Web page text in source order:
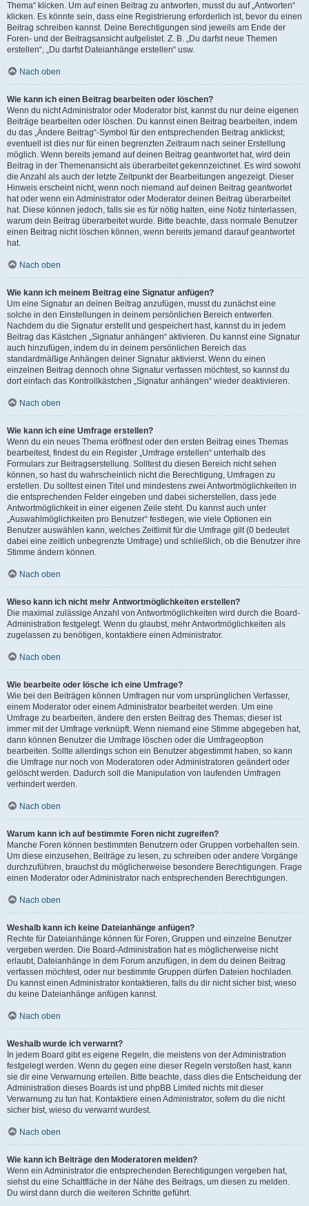
Thema“ klicken. Um auf einen Beitrag zu antworten, musst du auf „Antworten“
klicken. Es könnte sein, dass eine Registrierung erforderlich ist, bevor du einen
Beitrag schreiben kannst. Deine Berechtigungen sind jeweils am Ende der
Foren- und der Beitragsansicht aufgelistet. Z. B. „Du darfst neue Themen
erstellen“, „Du darfst Dateianhänge erstellen“ usw.
Nach oben
Wie kann ich einen Beitrag bearbeiten oder löschen?
Wenn du nicht Administrator oder Moderator bist, kannst du nur deine eigenen
Beiträge bearbeiten oder löschen. Du kannst einen Beitrag bearbeiten, indem
du das „Ändere Beitrag“-Symbol für den entsprechenden Beitrag anklickst;
eventuell ist dies nur für einen begrenzten Zeitraum nach seiner Erstellung
möglich. Wenn bereits jemand auf deinen Beitrag geantwortet hat, wird dein
Beitrag in der Themenansicht als überarbeitet gekennzeichnet. Es wird sowohl
die Anzahl als auch der letzte Zeitpunkt der Bearbeitungen angezeigt. Dieser
Hinweis erscheint nicht, wenn noch niemand auf deinen Beitrag geantwortet
hat oder wenn ein Administrator oder Moderator deinen Beitrag überarbeitet
hat. Diese können jedoch, falls sie es für nötig halten, eine Notiz hinterlassen,
warum dein Beitrag überarbeitet wurde. Bitte beachte, dass normale Benutzer
einen Beitrag nicht löschen können, wenn bereits jemand darauf geantwortet
hat.
Nach oben
Wie kann ich meinem Beitrag eine Signatur anfügen?
Um eine Signatur an deinen Beitrag anzufügen, musst du zunächst eine
solche in den Einstellungen in deinem persönlichen Bereich entwerfen.
Nachdem du die Signatur erstellt und gespeichert hast, kannst du in jedem
Beitrag das Kästchen „Signatur anhängen“ aktivieren. Du kannst eine Signatur
auch hinzufügen, indem du in deinem persönlichen Bereich das
standardmäßige Anhängen deiner Signatur aktivierst. Wenn du einen
einzelnen Beitrag dennoch ohne Signatur verfassen möchtest, so kannst du
dort einfach das Kontrollkästchen „Signatur anhängen“ wieder deaktivieren.
Nach oben
Wie kann ich eine Umfrage erstellen?
Wenn du ein neues Thema eröffnest oder den ersten Beitrag eines Themas
bearbeitest, findest du ein Register „Umfrage erstellen“ unterhalb des
Formulars zur Beitragserstellung. Solltest du diesen Bereich nicht sehen
können, so hast du wahrscheinlich nicht die Berechtigung, Umfragen zu
erstellen. Du solltest einen Titel und mindestens zwei Antwortmöglichkeiten in
die entsprechenden Felder eingeben und dabei sicherstellen, dass jede
Antwortmöglichkeit in einer eigenen Zeile steht. Du kannst auch unter
„Auswahlmöglichkeiten pro Benutzer“ festlegen, wie viele Optionen ein
Benutzer auswählen kann, welches Zeitlimit für die Umfrage gilt (0 bedeutet
dabei eine zeitlich unbegrenzte Umfrage) und schließlich, ob die Benutzer ihre
Stimme ändern können.
Nach oben
Wieso kann ich nicht mehr Antwortmöglichkeiten erstellen?
Die maximal zulässige Anzahl von Antwortmöglichkeiten wird durch die Board-
Administration festgelegt. Wenn du glaubst, mehr Antwortmöglichkeiten als
zugelassen zu benötigen, kontaktiere einen Administrator.
Nach oben
Wie bearbeite oder lösche ich eine Umfrage?
Wie bei den Beiträgen können Umfragen nur vom ursprünglichen Verfasser,
einem Moderator oder einem Administrator bearbeitet werden. Um eine
Umfrage zu bearbeiten, ändere den ersten Beitrag des Themas; dieser ist
immer mit der Umfrage verknüpft. Wenn niemand eine Stimme abgegeben hat,
dann können Benutzer die Umfrage löschen oder die Umfrageoption
bearbeiten. Sollte allerdings schon ein Benutzer abgestimmt haben, so kann
die Umfrage nur noch von Moderatoren oder Administratoren geändert oder
gelöscht werden. Dadurch soll die Manipulation von laufenden Umfragen
verhindert werden.
Nach oben
Warum kann ich auf bestimmte Foren nicht zugreifen?
Manche Foren können bestimmten Benutzern oder Gruppen vorbehalten sein.
Um diese einzusehen, Beiträge zu lesen, zu schreiben oder andere Vorgänge
durchzuführen, brauchst du möglicherweise besondere Berechtigungen. Frage
einen Moderator oder Administrator nach entsprechenden Berechtigungen.
Nach oben
Weshalb kann ich keine Dateianhänge anfügen?
Rechte für Dateianhänge können für Foren, Gruppen und einzelne Benutzer
vergeben werden. Die Board-Administration hat es möglicherweise nicht
erlaubt, Dateianhänge in dem Forum anzufügen, in dem du deinen Beitrag
verfassen möchtest, oder nur bestimmte Gruppen dürfen Dateien hochladen.
Du kannst einen Administrator kontaktieren, falls du dir nicht sicher bist, wieso
du keine Dateianhänge anfügen kannst.
Nach oben
Weshalb wurde ich verwarnt?
In jedem Board gibt es eigene Regeln, die meistens von der Administration
festgelegt werden. Wenn du gegen eine dieser Regeln verstoßen hast, kann
sie dir eine Verwarnung erteilen. Bitte beachte, dass dies die Entscheidung der
Administration dieses Boards ist und phpBB Limited nichts mit dieser
Verwarnung zu tun hat. Kontaktiere einen Administrator, sofern du die nicht
sicher bist, wieso du verwarnt wurdest.
Nach oben
Wie kann ich Beiträge den Moderatoren melden?
Wenn ein Administrator die entsprechenden Berechtigungen vergeben hat,
siehst du eine Schaltfläche in der Nähe des Beitrags, um diesen zu melden.
Du wirst dann durch die weiteren Schritte geführt.